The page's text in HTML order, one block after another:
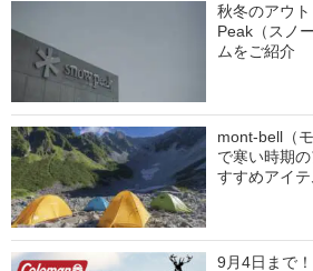
秋冬のアウ
Peak（スノ
ムをご紹介
mont-bell（
で寒い時期
すすめアイ
9月4日まで